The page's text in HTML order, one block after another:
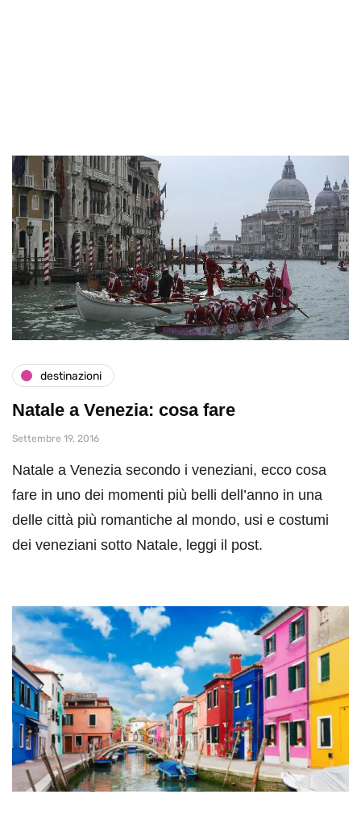
destinazioni
Natale a Venezia: cosa fare
Settembre 19, 2016
Natale a Venezia secondo i veneziani, ecco cosa
fare in uno dei momenti più belli dell’anno in una
delle città più romantiche al mondo, usi e costumi
dei veneziani sotto Natale, leggi il post.